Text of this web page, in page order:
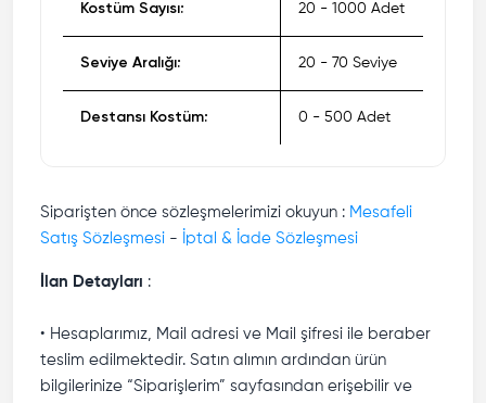
Kostüm Sayısı: 20 - 1000 Adet
Seviye Aralığı: 20 - 70 Seviye
Destansı Kostüm: 0 - 500 Adet
Siparişten önce sözleşmelerimizi okuyun : Mesafeli
Satış Sözleşmesi - İptal & İade Sözleşmesi
İlan Detayları :
• Hesaplarımız, Mail adresi ve Mail şifresi ile beraber
teslim edilmektedir. Satın alımın ardından ürün
bilgilerinize “Siparişlerim” sayfasından erişebilir ve